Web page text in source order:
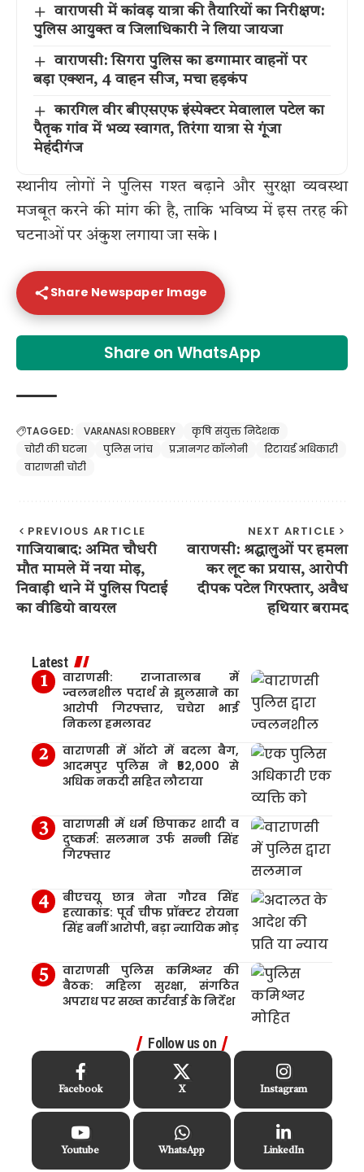
वाराणसी में कांवड़ यात्रा की तैयारियों का निरीक्षण:
पुलिस आयुक्त व जिलाधिकारी ने लिया जायजा
वाराणसी: सिगरा पुलिस का डग्गामार वाहनों पर
बड़ा एक्शन, 4 वाहन सीज, मचा हड़कंप
कारगिल वीर बीएसएफ इंस्पेक्टर मेवालाल पटेल का
पैतृक गांव में भव्य स्वागत, तिरंगा यात्रा से गूंजा
मेहंदीगंज
स्थानीय लोगों ने पुलिस गश्त बढ़ाने और सुरक्षा व्यवस्था
मजबूत करने की मांग की है, ताकि भविष्य में इस तरह की
घटनाओं पर अंकुश लगाया जा सके।
Share Newspaper Image
Share on WhatsApp
TAGGED: VARANASI ROBBERY
कृषि संयुक्त निदेशक
चोरी की घटना
पुलिस जांच प्रज्ञानगर कॉलोनी
रिटायर्ड अधिकारी
वाराणसी चोरी
PREVIOUS ARTICLE
गाजियाबाद: अमित चौधरी
मौत मामले में नया मोड़,
निवाड़ी थाने में पुलिस पिटाई
का वीडियो वायरल
NEXT ARTICLE
वाराणसी: श्रद्धालुओं पर हमला
कर लूट का प्रयास, आरोपी
दीपक पटेल गिरफ्तार, अवैध
हथियार बरामद
Latest
वाराणसी: राजातालाब में
ज्वलनशील पदार्थ से झुलसाने का
आरोपी गिरफ्तार, चचेरा भाई
निकला हमलावर
वाराणसी में ऑटो में बदला बैग,
आदमपुर पुलिस ने ₹52,000 से
अधिक नकदी सहित लौटाया
वाराणसी में धर्म छिपाकर शादी व
दुष्कर्म: सलमान उर्फ सन्नी सिंह
गिरफ्तार
बीएचयू छात्र नेता गौरव सिंह
हत्याकांड: पूर्व चीफ प्रॉक्टर रोयना
सिंह बनीं आरोपी, बड़ा न्यायिक मोड़
वाराणसी पुलिस कमिश्नर की
बैठक: महिला सुरक्षा, संगठित
अपराध पर सख्त कार्रवाई के निर्देश
Follow us on
Facebook X Instagram
Youtube WhatsApp LinkedIn